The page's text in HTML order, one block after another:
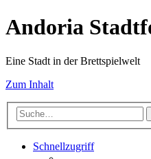
Andoria
Eine Stadt in der Brettspielwelt
Zum Inhalt
Schnellzugriff